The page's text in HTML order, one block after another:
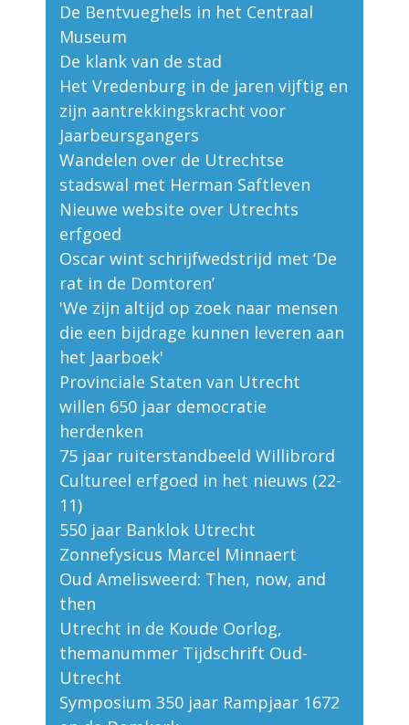
De Bentvueghels in het Centraal
Museum
De klank van de stad
Het Vredenburg in de jaren vijftig en
zijn aantrekkingskracht voor
Jaarbeursgangers
Wandelen over de Utrechtse
stadswal met Herman Saftleven
Nieuwe website over Utrechts
erfgoed
Oscar wint schrijfwedstrijd met ‘De
rat in de Domtoren’
'We zijn altijd op zoek naar mensen
die een bijdrage kunnen leveren aan
het Jaarboek'
Provinciale Staten van Utrecht
willen 650 jaar democratie
herdenken
75 jaar ruiterstandbeeld Willibrord
Cultureel erfgoed in het nieuws (22-
11)
550 jaar Banklok Utrecht
Zonnefysicus Marcel Minnaert
Oud Amelisweerd: Then, now, and
then
Utrecht in de Koude Oorlog,
themanummer Tijdschrift Oud-
Utrecht
Symposium 350 jaar Rampjaar 1672